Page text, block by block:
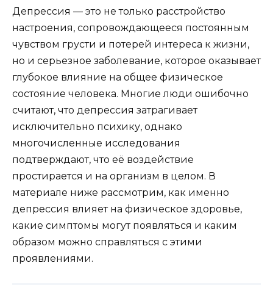
Депрессия — это не только расстройство
настроения, сопровождающееся постоянным
чувством грусти и потерей интереса к жизни,
но и серьезное заболевание, которое оказывает
глубокое влияние на общее физическое
состояние человека. Многие люди ошибочно
считают, что депрессия затрагивает
исключительно психику, однако
многочисленные исследования
подтверждают, что её воздействие
простирается и на организм в целом. В
материале ниже рассмотрим, как именно
депрессия влияет на физическое здоровье,
какие симптомы могут появляться и каким
образом можно справляться с этими
проявлениями.